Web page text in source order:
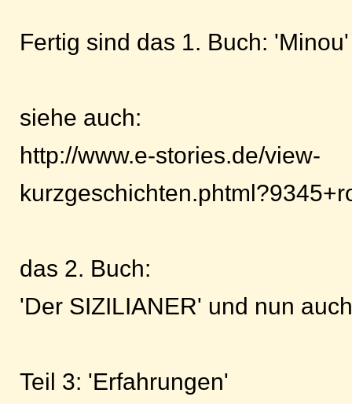
Fertig sind das 1. Buch: 'Minou'
siehe auch:
http://www.e-stories.de/view-
das 2. Buch:
'Der SIZILIANER' und nun auch
Teil 3: 'Erfahrungen'